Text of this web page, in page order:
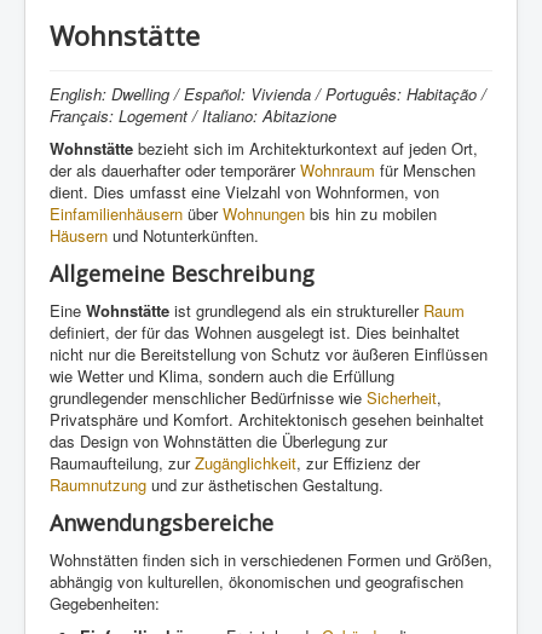
Wohnstätte
English: Dwelling / Español: Vivienda / Português: Habitação /
Français: Logement / Italiano: Abitazione
Wohnstätte bezieht sich im Architekturkontext auf jeden Ort,
der als dauerhafter oder temporärerWohnraum für Menschen
dient. Dies umfasst eine Vielzahl von Wohnformen, von
Einfamilienhäusern überWohnungen bis hin zu mobilen
Häusern und Notunterkünften.
Allgemeine Beschreibung
Eine Wohnstätte ist grundlegend als ein struktureller Raum
definiert, der für das Wohnen ausgelegt ist. Dies beinhaltet
nicht nur die Bereitstellung von Schutz vor äußeren Einflüssen
wie Wetter und Klima, sondern auch die Erfüllung
grundlegender menschlicher Bedürfnisse wie Sicherheit,
Privatsphäre und Komfort. Architektonisch gesehen beinhaltet
das Design von Wohnstätten die Überlegung zur
Raumaufteilung, zurZugänglichkeit, zur Effizienz der
Raumnutzung und zur ästhetischen Gestaltung.
Anwendungsbereiche
Wohnstätten finden sich in verschiedenen Formen und Größen,
abhängig von kulturellen, ökonomischen und geografischen
Gegebenheiten: